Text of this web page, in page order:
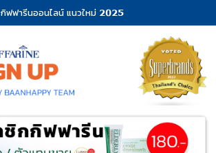
กิฟฟารีนออนไลน์ แนวใหม่ 2025